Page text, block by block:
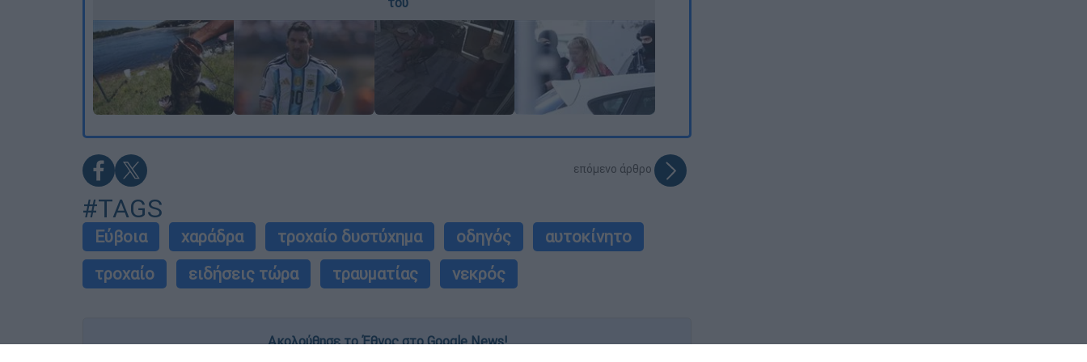
επόμενο άρθρο
#TAGS
Εύβοια χαράδρα τροχαίο δυστύχημα οδηγός
αυτοκίνητο
τροχαίο
ειδήσεις τώρα τραυματίας νεκρός
Ακολούθησε το Έθνος στο Google News!